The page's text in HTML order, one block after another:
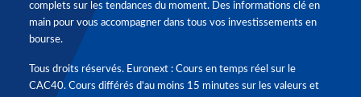
complets sur les tendances du moment. Des informations clé en
main pour vous accompagner dans tous vos investissements en
bourse.
Tous droits réservés. Euronext : Cours en temps réel sur le
CAC40. Cours différés d'au moins 15 minutes sur les valeurs et